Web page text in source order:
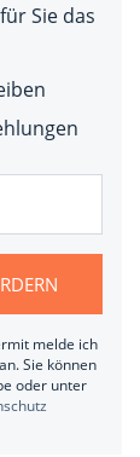
Sie das
melde ich
Sie können
oder unter